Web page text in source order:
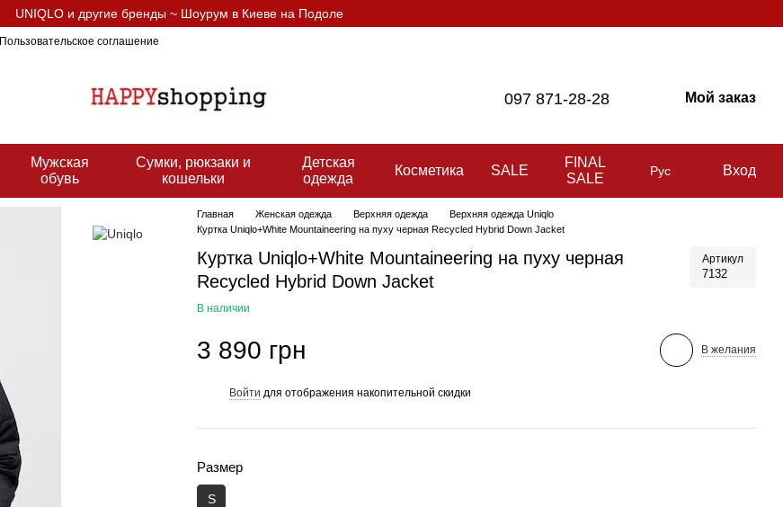
UNIQLO и другие бренды ~ Шоурум в Киеве на Подоле
Пользовательское соглашение
097 871-28-28 Мой заказ
Мужская
обувь
Сумки, рюкзаки и
кошельки
Детская
одежда
Косметика SALE
FINAL
SALE
Рус Вход
Главная Женская одежда Верхняя одежда
Верхняя одежда Uniqlo
Куртка Uniqlo+White Mountaineering на пуху черная Recycled Hybrid Down Jacket
Куртка Uniqlo+White Mountaineering на пуху черная
Recycled Hybrid Down Jacket
Артикул
7132
В наличии
3 890 грн В желания
Войти для отображения накопительной скидки
Размер
S